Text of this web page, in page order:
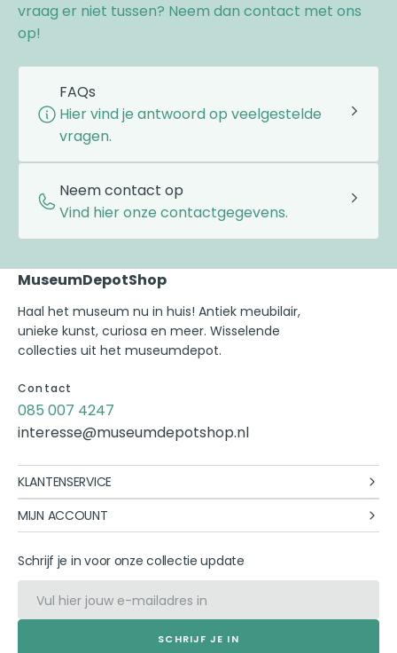
vraag er niet tussen? Neem dan contact met ons
op!
FAQs
Hier vind je antwoord op veelgestelde
vragen.
Neem contact op
Vind hier onze contactgegevens.
MuseumDepotShop
Haal het museum nu in huis! Antiek meubilair,
unieke kunst, curiosa en meer. Wisselende
collecties uit het museumdepot.
Contact
085 007 4247
interesse@museumdepotshop.nl
KLANTENSERVICE
MIJN ACCOUNT
Schrijf je in voor onze collectie update
E-mail
SCHRIJF JE IN